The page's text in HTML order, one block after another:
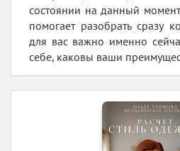
состоянии на данный
помогает разобрать сразу
для вас важно именно
себе, каковы ваши